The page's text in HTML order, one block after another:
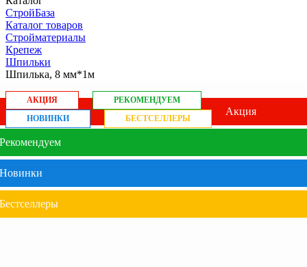
СтройБаза
Каталог товаров
Стройматериалы
Крепеж
Шпильки
Шпилька, 8 мм*1м
АКЦИЯ
РЕКОМЕНДУЕМ
НОВИНКИ
БЕСТСЕЛЛЕРЫ
Акция
Рекомендуем
Новинки
Бестселлеры